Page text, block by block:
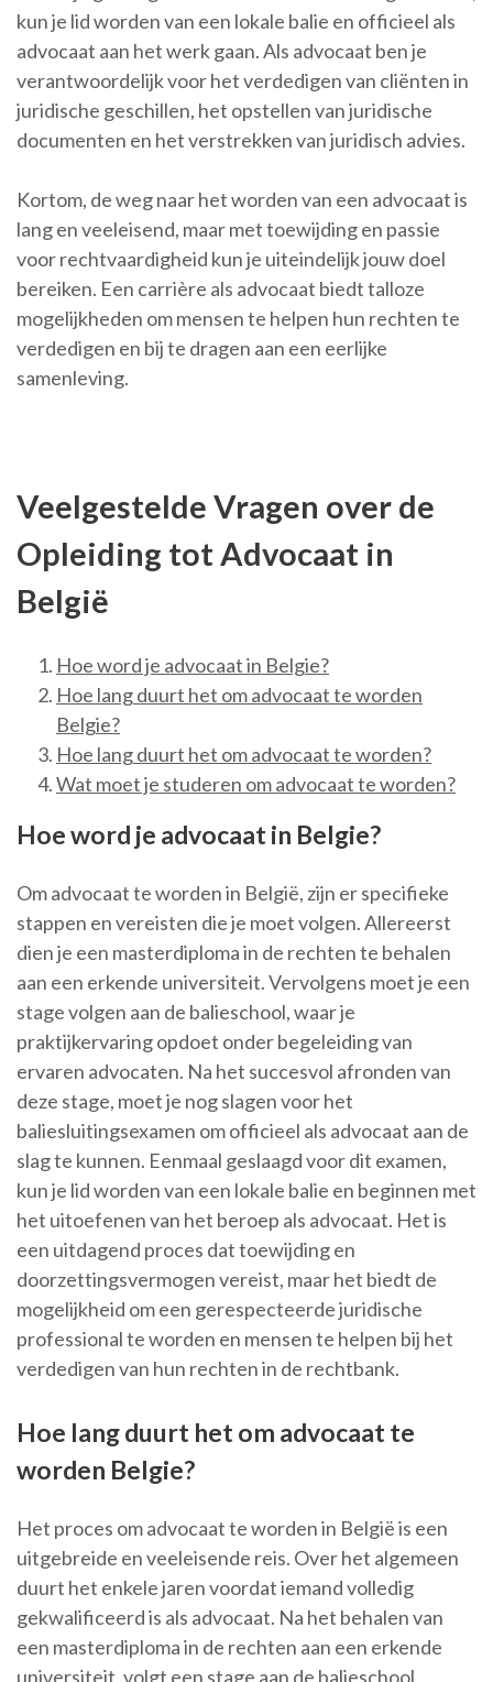
kun je lid worden van een lokale balie en officieel als
advocaat aan het werk gaan. Als advocaat ben je
verantwoordelijk voor het verdedigen van cliënten in
juridische geschillen, het opstellen van juridische
documenten en het verstrekken van juridisch advies.
Kortom, de weg naar het worden van een advocaat is
lang en veeleisend, maar met toewijding en passie
voor rechtvaardigheid kun je uiteindelijk jouw doel
bereiken. Een carrière als advocaat biedt talloze
mogelijkheden om mensen te helpen hun rechten te
verdedigen en bij te dragen aan een eerlijke
samenleving.
Veelgestelde Vragen over de
Opleiding tot Advocaat in
België
Hoe word je advocaat in Belgie?
Hoe lang duurt het om advocaat te worden
Belgie?
Hoe lang duurt het om advocaat te worden?
Wat moet je studeren om advocaat te worden?
Hoe word je advocaat in Belgie?
Om advocaat te worden in België, zijn er specifieke
stappen en vereisten die je moet volgen. Allereerst
dien je een masterdiploma in de rechten te behalen
aan een erkende universiteit. Vervolgens moet je een
stage volgen aan de balieschool, waar je
praktijkervaring opdoet onder begeleiding van
ervaren advocaten. Na het succesvol afronden van
deze stage, moet je nog slagen voor het
baliesluitingsexamen om officieel als advocaat aan de
slag te kunnen. Eenmaal geslaagd voor dit examen,
kun je lid worden van een lokale balie en beginnen met
het uitoefenen van het beroep als advocaat. Het is
een uitdagend proces dat toewijding en
doorzettingsvermogen vereist, maar het biedt de
mogelijkheid om een gerespecteerde juridische
professional te worden en mensen te helpen bij het
verdedigen van hun rechten in de rechtbank.
Hoe lang duurt het om advocaat te
worden Belgie?
Het proces om advocaat te worden in België is een
uitgebreide en veeleisende reis. Over het algemeen
duurt het enkele jaren voordat iemand volledig
gekwalificeerd is als advocaat. Na het behalen van
een masterdiploma in de rechten aan een erkende
universiteit, volgt een stage aan de balieschool,